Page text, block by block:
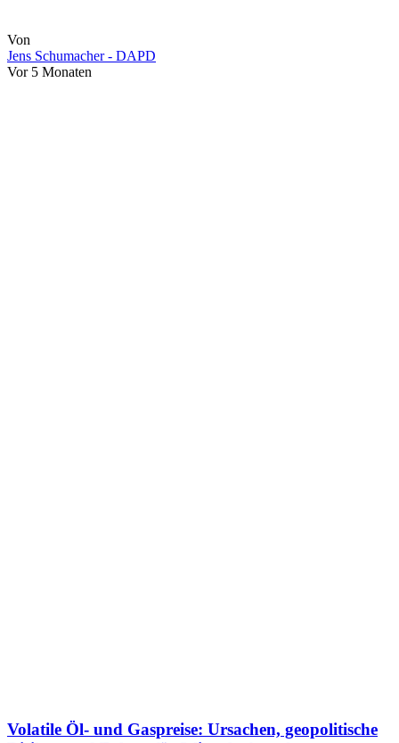
Von
Jens Schumacher - DAPD
Vor 5 Monaten
Volatile Öl- und Gaspreise: Ursachen, geopolitische